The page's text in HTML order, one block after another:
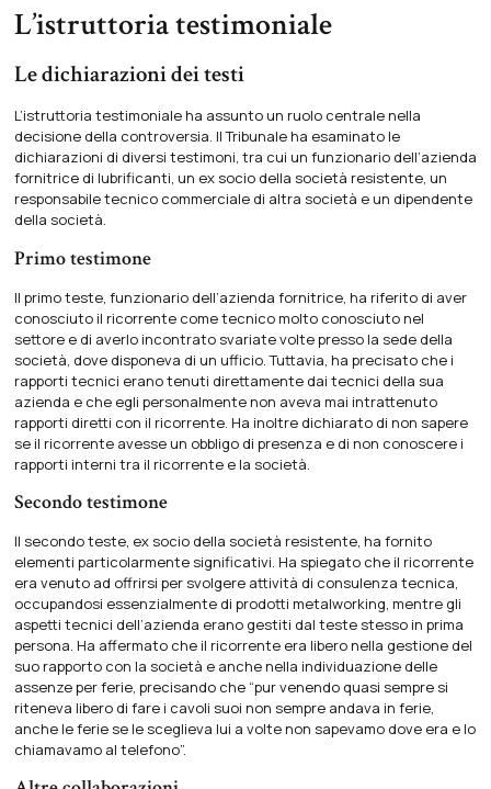
L’istruttoria testimoniale
Le dichiarazioni dei testi
L’istruttoria testimoniale ha assunto un ruolo centrale nella
decisione della controversia. Il Tribunale ha esaminato le
dichiarazioni di diversi testimoni, tra cui un funzionario dell’azienda
fornitrice di lubrificanti, un ex socio della società resistente, un
responsabile tecnico commerciale di altra società e un dipendente
della società.
Primo testimone
Il primo teste, funzionario dell’azienda fornitrice, ha riferito di aver
conosciuto il ricorrente come tecnico molto conosciuto nel
settore e di averlo incontrato svariate volte presso la sede della
società, dove disponeva di un ufficio. Tuttavia, ha precisato che i
rapporti tecnici erano tenuti direttamente dai tecnici della sua
azienda e che egli personalmente non aveva mai intrattenuto
rapporti diretti con il ricorrente. Ha inoltre dichiarato di non sapere
se il ricorrente avesse un obbligo di presenza e di non conoscere i
rapporti interni tra il ricorrente e la società.
Secondo testimone
Il secondo teste, ex socio della società resistente, ha fornito
elementi particolarmente significativi. Ha spiegato che il ricorrente
era venuto ad offrirsi per svolgere attività di consulenza tecnica,
occupandosi essenzialmente di prodotti metalworking, mentre gli
aspetti tecnici dell’azienda erano gestiti dal teste stesso in prima
persona. Ha affermato che il ricorrente era libero nella gestione del
suo rapporto con la società e anche nella individuazione delle
assenze per ferie, precisando che “pur venendo quasi sempre si
riteneva libero di fare i cavoli suoi non sempre andava in ferie,
anche le ferie se le sceglieva lui a volte non sapevamo dove era e lo
chiamavamo al telefono”.